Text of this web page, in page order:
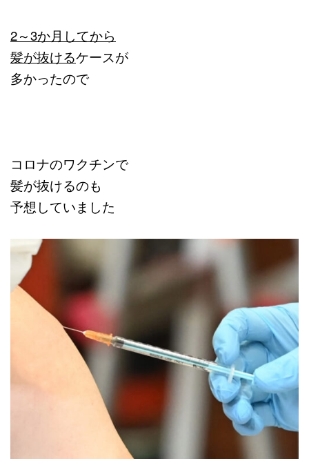
2～3か月してから
髪が抜けるケースが
多かったので
コロナのワクチンで
髪が抜けるのも
予想していました